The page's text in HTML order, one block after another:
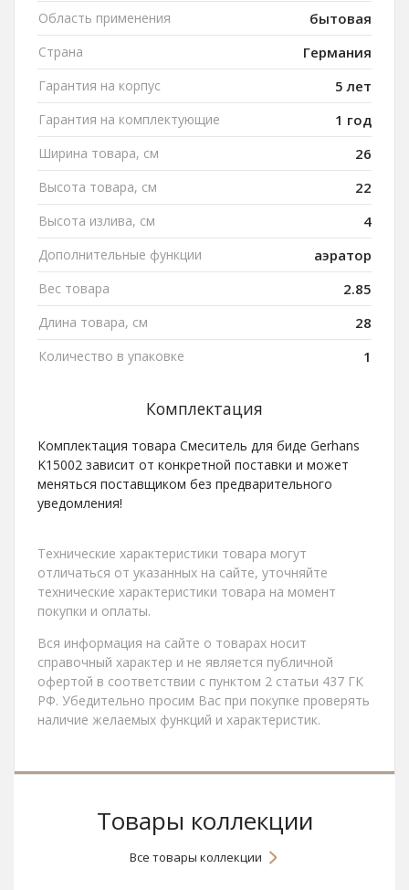
Область применения бытовая
Страна Германия
Гарантия на корпус 5 лет
Гарантия на комплектующие 1 год
Ширина товара, см 26
Высота товара, см 22
Высота излива, см 4
Дополнительные функции аэратор
Вес товара 2.85
Длина товара, см 28
Количество в упаковке 1
Комплектация
Комплектация товара Смеситель для биде Gerhans
K15002 зависит от конкретной поставки и может
меняться поставщиком без предварительного
уведомления!
Технические характеристики товара могут
отличаться от указанных на сайте, уточняйте
технические характеристики товара на момент
покупки и оплаты.
Вся информация на сайте о товарах носит
справочный характер и не является публичной
офертой в соответствии с пунктом 2 статьи 437 ГК
РФ. Убедительно просим Вас при покупке проверять
наличие желаемых функций и характеристик.
Товары коллекции
Все товары коллекции